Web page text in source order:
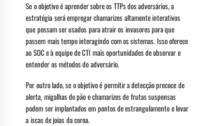
Se o objetivo é aprender sobre os TTPs dos adversários, a
estratégia será empregar chamarizes altamente interativos
que possam ser usados ​​para atrair os invasores para que
passem mais tempo interagindo com os sistemas. Isso oferece
ao SOC e à equipe de CTI mais oportunidades de observar e
entender os métodos do adversário.
Por outro lado, se o objetivo é permitir a detecção precoce de
alerta, migalhas de pão e chamarizes de frutas suspensas
podem ser implantados em pontos de estrangulamento e levar
a iscas de joias da coroa.